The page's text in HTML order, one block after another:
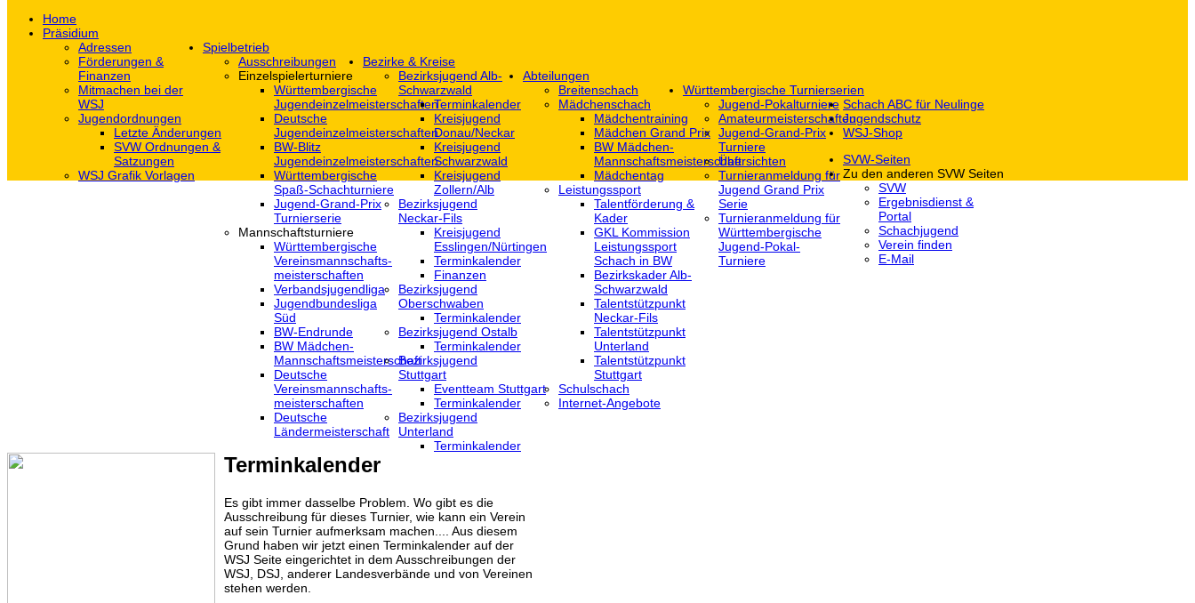
Home
Präsidium
Adressen
Förderungen &
Finanzen
Mitmachen bei der
WSJ
Jugendordnungen
Letzte Änderungen
SVW Ordnungen &
Satzungen
WSJ Grafik Vorlagen
Spielbetrieb
Ausschreibungen
Einzelspielerturniere
Württembergische
Jugendeinzelmeisterschaften
Deutsche
Jugendeinzelmeisterschaften
BW-Blitz
Jugendeinzelmeisterschaften
Württembergische
Spaß-Schachturniere
Jugend-Grand-Prix
Turnierserie
Mannschaftsturniere
Württembergische
Vereinsmannschafts-
meisterschaften
Verbandsjugendliga
Jugendbundesliga
Süd
BW-Endrunde
BW Mädchen-
Mannschaftsmeisterschaft
Deutsche
Vereinsmannschafts-
meisterschaften
Deutsche
Ländermeisterschaft
Bezirke & Kreise
Bezirksjugend Alb-
Schwarzwald
Terminkalender
Kreisjugend
Donau/Neckar
Kreisjugend
Schwarzwald
Kreisjugend
Zollern/Alb
Bezirksjugend
Neckar-Fils
Kreisjugend
‎Esslingen/Nürtingen
Terminkalender
Finanzen
Bezirksjugend
Oberschwaben
Terminkalender
Bezirksjugend Ostalb
Terminkalender
Bezirksjugend
Stuttgart
‎Eventteam Stuttgart
Terminkalender
Bezirksjugend
Unterland
Terminkalender
Abteilungen
Breitenschach
Mädchenschach
Mädchentraining
Mädchen Grand Prix
BW Mädchen-
Mannschaftsmeisterschaft
Mädchentag
Leistungssport
Talentförderung &
Kader
GKL Kommission
Leistungssport
Schach in BW
Bezirkskader Alb-
Schwarzwald
Talentstützpunkt
Neckar-Fils
Talentstützpunkt
Unterland
Talentstützpunkt
Stuttgart
Schulschach
Internet-Angebote
Württembergische Turnierserien
Jugend-Pokalturniere
Amateurmeisterschaften
Jugend-Grand-Prix
Turniere
Übersichten
Turnieranmeldung für
Jugend Grand Prix
Serie
Turnieranmeldung für
Württembergische
Jugend-Pokal-
Turniere
Schach ABC für Neulinge
Jugendschutz
WSJ-Shop
SVW-Seiten
Zu den anderen SVW Seiten
SVW
Ergebnisdienst &
Portal
Schachjugend
Verein finden
E-Mail
Terminkalender
Es gibt immer dasselbe Problem. Wo gibt es die
Ausschreibung für dieses Turnier, wie kann ein Verein
auf sein Turnier aufmerksam machen.... Aus diesem
Grund haben wir jetzt einen Terminkalender auf der
WSJ Seite eingerichtet in dem Ausschreibungen der
WSJ, DSJ, anderer Landesverbände und von Vereinen
stehen werden.